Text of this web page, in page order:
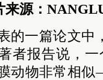
来源：
的一篇论文中
者报告说，
动物非常相